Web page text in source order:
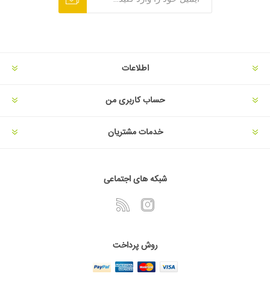
اطلاعات
حساب کاربری من
خدمات مشتریان
شبکه های اجتماعی
روش پرداخت